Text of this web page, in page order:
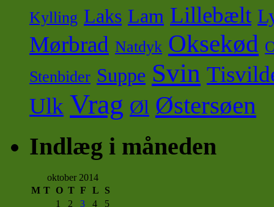
Kylling Laks Lam Lillebælt
Mørbrad Natdyk Oksekød
Stenbider Suppe Svin
Ulk Vrag Øl Østersøen
Indlæg i måneden
oktober 2014
M T O T F L
S
1
2 3 4 5